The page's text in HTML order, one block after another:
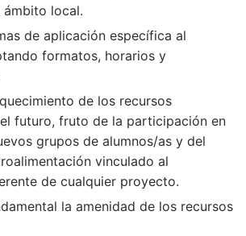
local.
de aplicación específica al
formatos, horarios y
de los recursos
futuro, fruto de la participación en
grupos de alumnos/as y del
vinculado al
de cualquier proyecto.
la amenidad de los recursos